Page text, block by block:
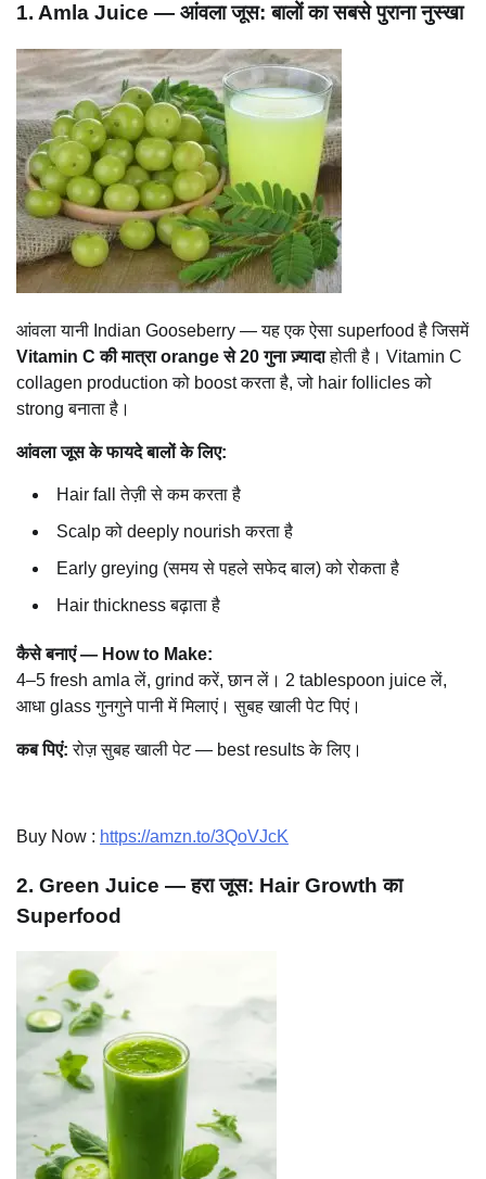
1. Amla Juice — आंवला जूस: बालों का सबसे पुराना नुस्खा
आंवला यानी Indian Gooseberry — यह एक ऐसा superfood है जिसमें
Vitamin C की मात्रा orange से 20 गुना ज़्यादाहोती है। Vitamin C
collagen production को boost करता है, जो hair follicles को
strong बनाता है।
आंवला जूस के फायदे बालों के लिए:
Hair fall तेज़ी से कम करता है
Scalp को deeply nourish करता है
Early greying (समय से पहले सफेद बाल) को रोकता है
Hair thickness बढ़ाता है
कैसे बनाएं — How to Make:
4–5 fresh amla लें, grind करें, छान लें। 2 tablespoon juice लें,
आधा glass गुनगुने पानी में मिलाएं। सुबह खाली पेट पिएं।
कब पिएं: रोज़ सुबह खाली पेट — best results के लिए।
Buy Now : https://amzn.to/3QoVJcK
2. Green Juice — हरा जूस: Hair Growth का
Superfood